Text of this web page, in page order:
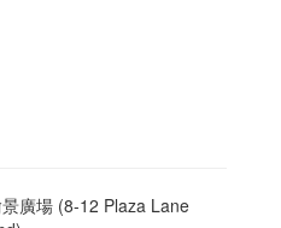
廣場 (8-12 Plaza Lane